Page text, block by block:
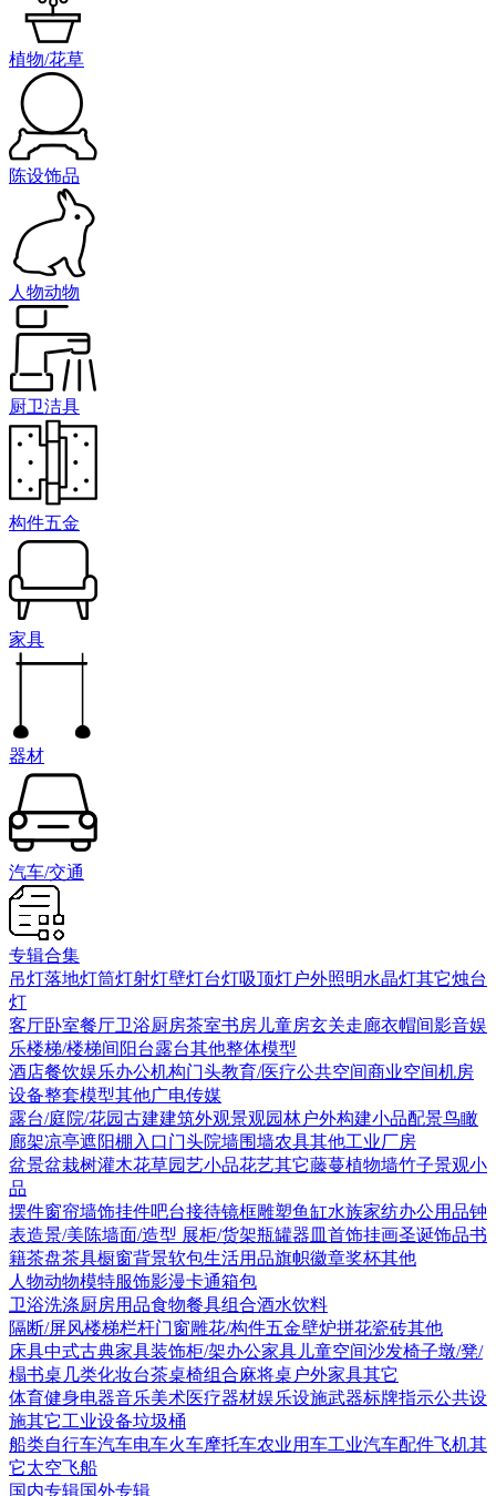
植物/花草
陈设饰品
人物动物
厨卫洁具
构件五金
家具
器材
汽车/交通
专辑合集
吊灯落地灯筒灯射灯壁灯台灯吸顶灯户外照明水晶灯其它烛台
灯
客厅卧室餐厅卫浴厨房茶室书房 儿童房玄关走廊衣帽间影音娱
乐楼梯/楼梯间 阳台露台其他整体模型
酒店餐饮娱乐办公机构门头教育/医疗公共空间商业空间机房
设备整套模型其他广电传媒
露台/庭院/花园古建建筑外观景观园林户外构建小品配景鸟瞰
廊架凉亭遮阳棚 入口门头院墙围墙农具其他工业厂房
盆景盆栽树灌木花草园艺小品花艺其它藤蔓植物墙竹子景观小
品
摆件窗帘墙饰挂件吧台接待镜框雕塑鱼缸水族家纺办公用品钟
表造景/美陈墙面/造型 展柜/货架瓶罐器皿 首饰挂画圣诞饰品书
籍茶盘茶具橱窗背景软包生活用品旗帜徽章奖杯其他
人物动物模特服饰影漫卡通箱包
卫浴洗涤厨房用品食物餐具组合酒水饮料
隔断/屏风楼梯栏杆门窗雕花/构件五金壁炉拼花瓷砖其他
床具中式古典家具装饰柜/架办公家具 儿童空间沙发椅子墩/凳/
榻书桌 几类化妆台茶桌椅组合麻将桌 户外家具其它
体育健身电器音乐美术医疗器材娱乐设施武器标牌指示公共设
施其它工业设备垃圾桶
船类自行车汽车电车火车摩托车农业用车工业汽车配件飞机其
它太空飞船
国内专辑国外专辑